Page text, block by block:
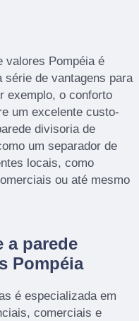
valores Pompéia é
série de vantagens para
exemplo, o conforto
um excelente custo-
divisoria de
um separador de
locais, como
ou até mesmo
a parede
Pompéia
é especializada em
comerciais e